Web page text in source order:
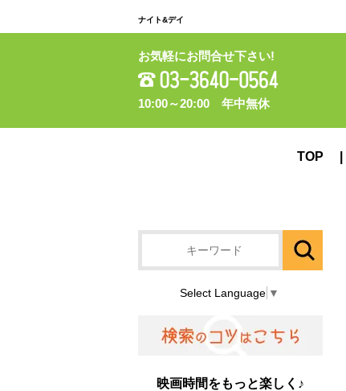
ナイト&デイ
お気軽にお問合せ下さい!
10:00～20:00 年中無休
TOP
Select Language ▼
映画時間をもっと楽しく♪